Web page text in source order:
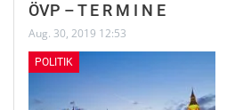
ÖVP – T E R M I N E
Aug. 30, 2019 12:53
POLITIK